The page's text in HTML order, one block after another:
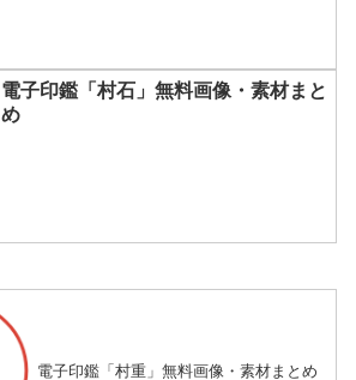
電子印鑑「村石」無料画像・素材まと
め
電子印鑑「村重」無料画像・素材まとめ